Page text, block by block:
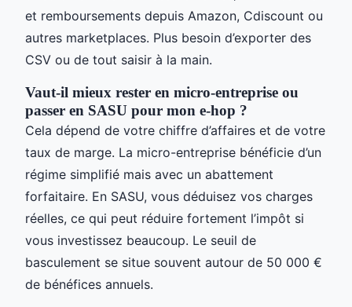
et remboursements depuis Amazon, Cdiscount ou
autres marketplaces. Plus besoin d’exporter des
CSV ou de tout saisir à la main.
Vaut-il mieux rester en micro-entreprise ou
passer en SASU pour mon e-hop ?
Cela dépend de votre chiffre d’affaires et de votre
taux de marge. La micro-entreprise bénéficie d’un
régime simplifié mais avec un abattement
forfaitaire. En SASU, vous déduisez vos charges
réelles, ce qui peut réduire fortement l’impôt si
vous investissez beaucoup. Le seuil de
basculement se situe souvent autour de 50 000 €
de bénéfices annuels.